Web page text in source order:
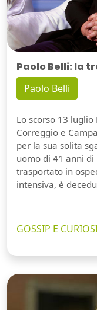
Paolo Belli: la
Paolo Belli
Lo scorso 13
Correggio e
per la sua solita
uomo di 41 anni
trasportato in
intensiva, è
GOSSIP E